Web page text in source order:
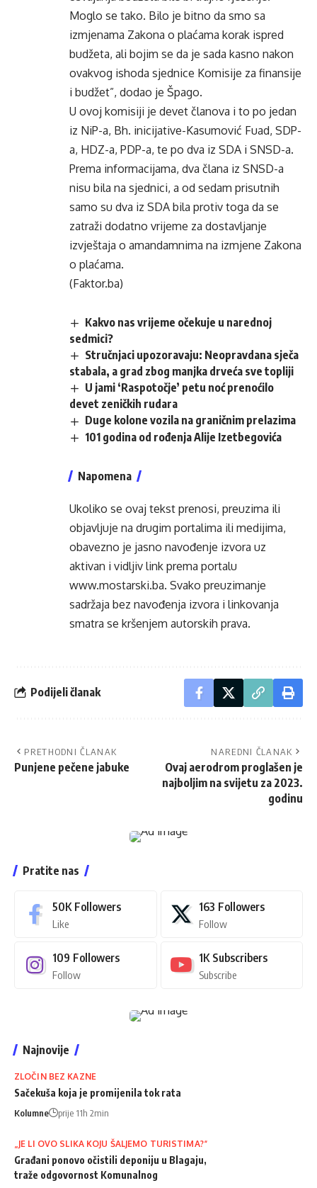
Moglo se tako. Bilo je bitno da smo sa
izmjenama Zakona o plaćama korak ispred
budžeta, ali bojim se da je sada kasno nakon
ovakvog ishoda sjednice Komisije za finansije
i budžet”, dodao je Špago.
U ovoj komisiji je devet članova i to po jedan
iz NiP-a, Bh. inicijative-Kasumović Fuad, SDP-
a, HDZ-a, PDP-a, te po dva iz SDA i SNSD-a.
Prema informacijama, dva člana iz SNSD-a
nisu bila na sjednici, a od sedam prisutnih
samo su dva iz SDA bila protiv toga da se
zatraži dodatno vrijeme za dostavljanje
izvještaja o amandamnima na izmjene Zakona
o plaćama.
(Faktor.ba)
Kakvo nas vrijeme očekuje u narednoj
sedmici?
Stručnjaci upozoravaju: Neopravdana sječa
stabala, a grad zbog manjka drveća sve topliji
U jami ‘Raspotočje’ petu noć prenoćilo
devet zeničkih rudara
Duge kolone vozila na graničnim prelazima
101 godina od rođenja Alije Izetbegovića
Napomena
Ukoliko se ovaj tekst prenosi, preuzima ili
objavljuje na drugim portalima ili medijima,
obavezno je jasno navođenje izvora uz
aktivan i vidljiv link prema portalu
www.mostarski.ba. Svako preuzimanje
sadržaja bez navođenja izvora i linkovanja
smatra se kršenjem autorskih prava.
Podijeli članak
PRETHODNI ČLANAK
Punjene pečene jabuke
NAREDNI ČLANAK
Ovaj aerodrom proglašen je
najboljim na svijetu za 2023.
godinu
Pratite nas
50K Followers
Like
163 Followers
Follow
109 Followers
Follow
1K Subscribers
Subscribe
Najnovije
ZLOČIN BEZ KAZNE
Sačekuša koja je promijenila tok rata
Kolumne prije 11h 2min
„JE LI OVO SLIKA KOJU ŠALJEMO TURISTIMA?“
Građani ponovo očistili deponiju u Blagaju,
traže odgovornost Komunalnog